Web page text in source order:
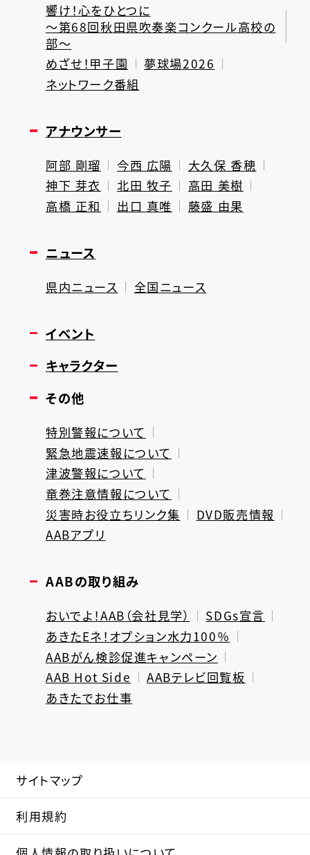
響け！心をひとつに
～第68回秋田県吹奏楽コンクール高校の
部～
めざせ！甲子園
夢球場2026
ネットワーク番組
アナウンサー
阿部 剛瑠 今西 広陽
大久保 香穂
神下 芽衣
北田 牧子
高田 美樹
高橋 正和
出口 真唯 藤盛 由果
ニュース
県内ニュース 全国ニュース
イベント
キャラクター
その他
特別警報について
緊急地震速報について
津波警報について
竜巻注意情報について
災害時お役立ちリンク集
DVD販売情報
AABアプリ
AABの取り組み
おいでよ！AAB（会社見学）
SDGs宣言
あきたEネ！オプション水力100％
AABがん検診促進キャンペーン
AAB Hot Side
AABテレビ回覧板
あきたでお仕事
サイトマップ
利用規約